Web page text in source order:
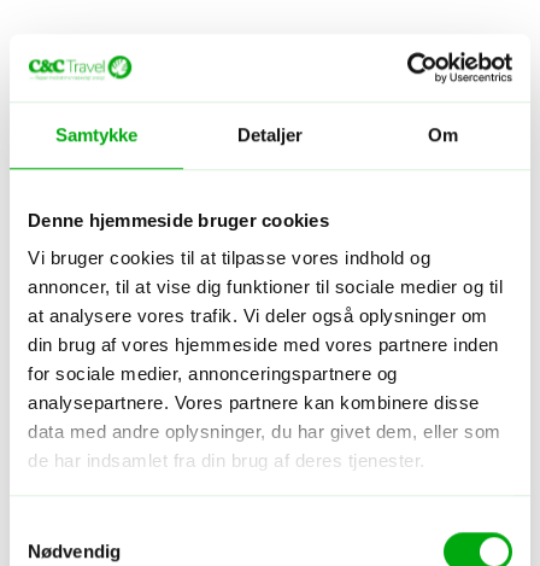
Samtykke Detaljer Om
Denne hjemmeside bruger cookies
Vi bruger cookies til at tilpasse vores indhold og
annoncer, til at vise dig funktioner til sociale medier og til
at analysere vores trafik. Vi deler også oplysninger om
din brug af vores hjemmeside med vores partnere inden
for sociale medier, annonceringspartnere og
analysepartnere. Vores partnere kan kombinere disse
data med andre oplysninger, du har givet dem, eller som
de har indsamlet fra din brug af deres tjenester.
Nødvendig